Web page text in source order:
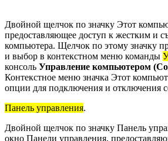
Двойной щелчок по значку Этот
предоставляющее доступ к жестким и
компьютера. Щелчок по этому значку
и выбор в контекстном меню команды
консоль Управление компьютером
Контекстное меню значка Этот
опции для подключения и отключения
Панель управления.
Двойной щелчок по значку Панель
окно Панели управления,